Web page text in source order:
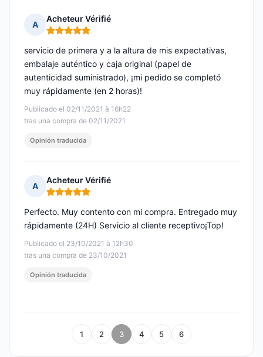
A
Acheteur Vérifié
Nota: 5 de 5
Publicado el 02/11/2021 à 16h22
tras una compra de 02/11/2021
servicio de primera y a la altura de mis expectativas,
embalaje auténtico y caja original (papel de
autenticidad suministrado), ¡mi pedido se completó
muy rápidamente (en 2 horas)!
Opinión traducida
A
Acheteur Vérifié
Nota: 5 de 5
Publicado el 23/10/2021 à 12h30
tras una compra de 23/10/2021
Perfecto. Muy contento con mi compra. Entregado muy
rápidamente (24H) Servicio al cliente receptivo¡Top!
Opinión traducida
1 2 3 4 5 6